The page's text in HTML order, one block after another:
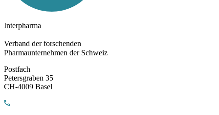
Interpharma
Verband der forschenden
Pharmaunternehmen der Schweiz
Postfach
Petersgraben 35
CH-4009 Basel